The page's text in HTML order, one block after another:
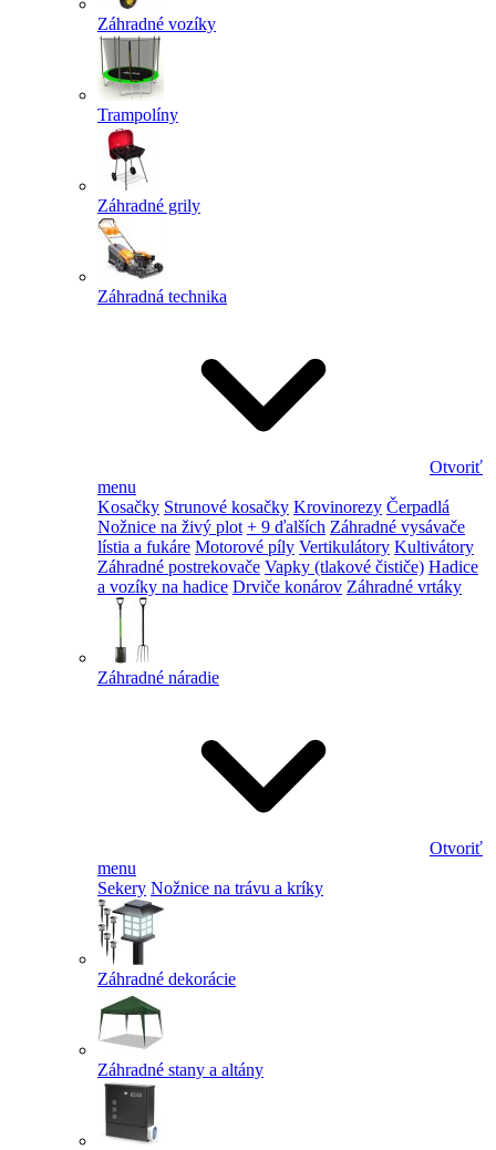
Záhradné vozíky
Trampolíny
Záhradné grily
Záhradná technika
Otvoriť
menu
Kosačky Strunové kosačky Krovinorezy Čerpadlá
Nožnice na živý plot + 9 ďalších Záhradné vysávače
lístia a fukáre Motorové píly Vertikulátory Kultivátory
Záhradné postrekovače Vapky (tlakové čističe) Hadice
a vozíky na hadice Drviče konárov Záhradné vrtáky
Záhradné náradie
Otvoriť
menu
Sekery Nožnice na trávu a kríky
Záhradné dekorácie
Záhradné stany a altány